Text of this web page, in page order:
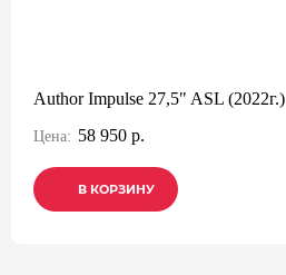
Author Impulse 27,5" ASL (2022г.)
Цена: 58 950 р.
В КОРЗИНУ
В КОРЗИНУ
В КОРЗИНУ